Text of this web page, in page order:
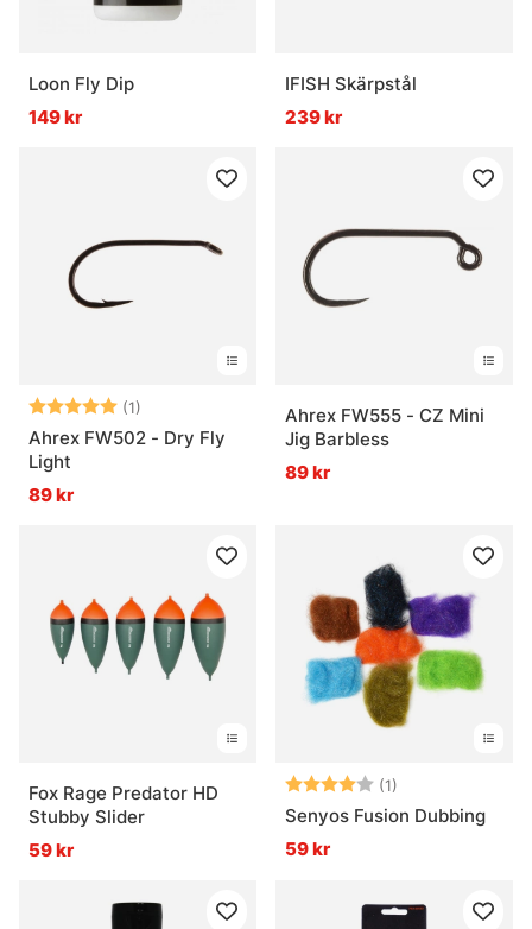
Loon Fly Dip
149 kr
IFISH Skärpstål
239 kr
Betyg: (1)
5.0 utav 5 stjärnor
Ahrex FW502 - Dry Fly
Light
89 kr
Ahrex FW555 - CZ Mini
Jig Barbless
89 kr
Fox Rage Predator HD
Stubby Slider
59 kr
Betyg: (1)
Senyos Fusion Dubbing
59 kr